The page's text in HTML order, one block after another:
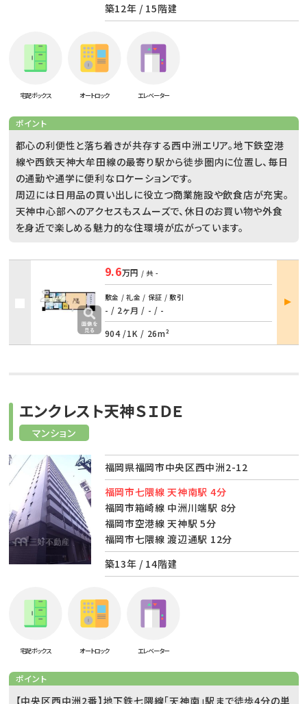
築12年 / 15階建
宅配ボックス オートロック エレベーター
ポイント
都心の利便性と落ち着きが共存する西中洲エリア。地下鉄空港
線や西鉄天神大牟田線の最寄り駅から徒歩圏内に位置し、毎日
の通勤や通学に便利なロケーションです。
周辺には日用品の買い出しに役立つ商業施設や飲食店が充実。
天神中心部へのアクセスもスムーズで、休日のお買い物や外食
を身近で楽しめる魅力的な住環境が広がっています。
9.6万円 / 共 -
敷金 / 礼金 / 保証 / 敷引
- / 2ヶ月 / - / -
904 /1K / 26m²
部屋
詳細
マンション
エンクレスト天神ＳＩＤＥ
福岡県福岡市中央区西中洲2-12
福岡市七隈線 天神南駅 4分
福岡市箱崎線 中洲川端駅 8分
福岡市空港線 天神駅 5分
福岡市七隈線 渡辺通駅 12分
築13年 / 14階建
宅配ボックス オートロック エレベーター
ポイント
【中央区西中洲2番】地下鉄七隈線「天神南」駅まで徒歩4分の単